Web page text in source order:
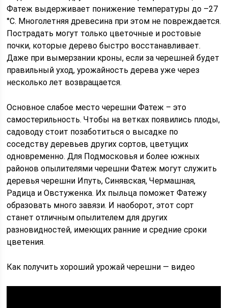
Фатеж выдерживает понижение температуры до –27
°C. Многолетняя древесина при этом не повреждается.
Пострадать могут только цветочные и ростовые
почки, которые дерево быстро восстанавливает.
Даже при вымерзании кроны, если за черешней будет
правильный уход, урожайность дерева уже через
несколько лет возвращается.
Основное слабое место черешни Фатеж – это
самостерильность. Чтобы на ветках появились плоды,
садоводу стоит позаботиться о высадке по
соседству деревьев других сортов, цветущих
одновременно. Для Подмосковья и более южных
районов опылителями черешни Фатеж могут служить
деревья черешни Ипуть, Синявская, Чермашная,
Радица и Овстуженка. Их пыльца поможет Фатежу
образовать много завязи. И наоборот, этот сорт
станет отличным опылителем для других
разновидностей, имеющих ранние и средние сроки
цветения.
Как получить хороший урожай черешни — видео